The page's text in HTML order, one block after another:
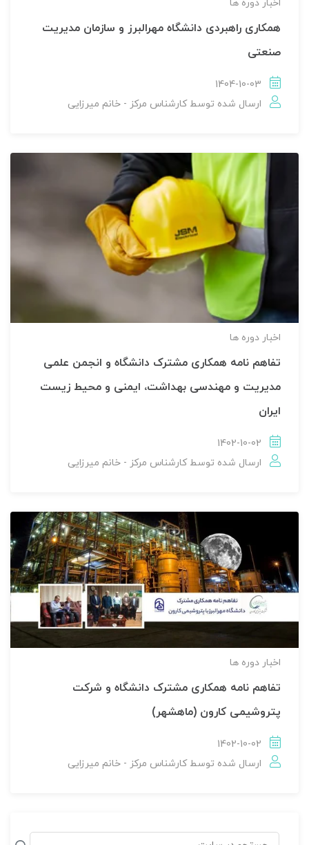
اخبار دوره ها
همکاری راهبردی دانشگاه مهرالبرز و سازمان مدیریت
صنعتی
1404-10-03
ارسال شده توسطکارشناس مرکز - خانم میرزایی
اخبار دوره ها
تفاهم نامه همکاری مشترک دانشگاه و انجمن علمی
مدیریت و مهندسی بهداشت، ایمنی و محیط زیست
ایران
1402-10-02
ارسال شده توسطکارشناس مرکز - خانم میرزایی
اخبار دوره ها
تفاهم نامه همکاری مشترک دانشگاه و شرکت
پتروشیمی کارون (ماهشهر)
1402-10-02
ارسال شده توسطکارشناس مرکز - خانم میرزایی